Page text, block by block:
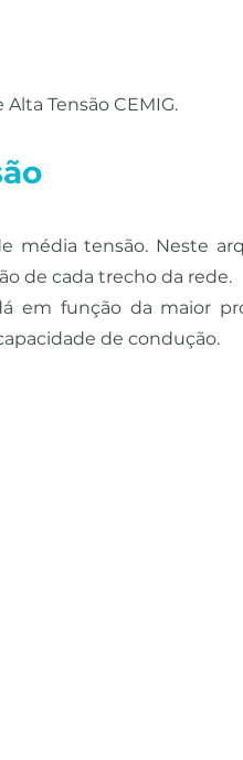
Alta Tensão CEMIG.
média tensão. Neste
de cada trecho da rede.
em função da maior
de condução.